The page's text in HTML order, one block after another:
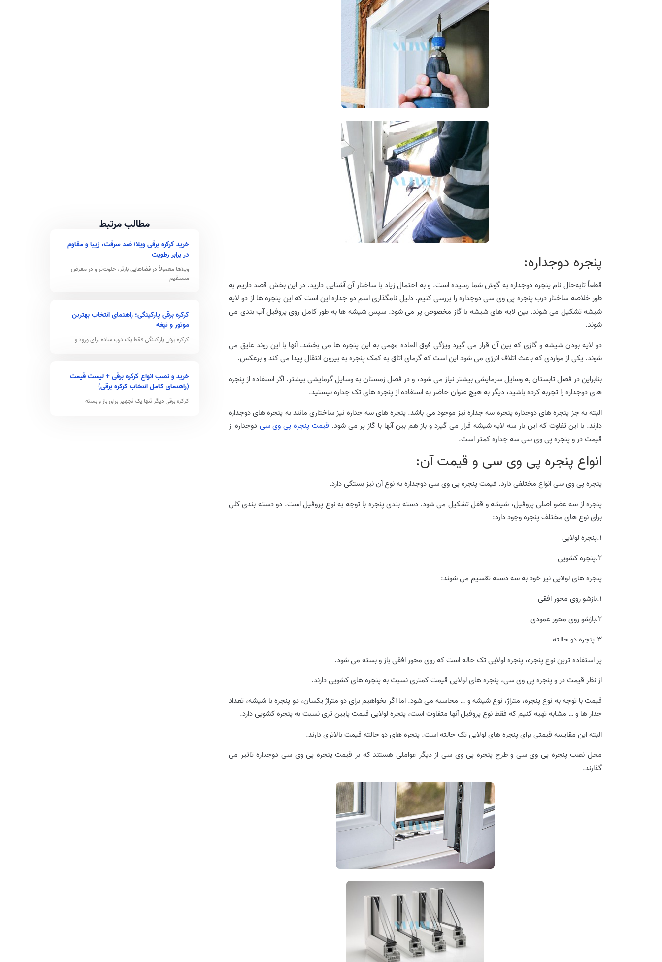
پنجره دوجداره:
قطعاً تابه‌حال نام پنجره دوجداره به گوش شما رسیده است. و به احتمال زیاد با ساختار آن آشنایی دارید. در این بخش قصد داریم به
طور خلاصه ساختار درب پنجره پی وی سی دوجداره را بررسی کنیم. دلیل نامگذاری اسم دو جداره این است که این پنجره ها از دو لایه
شیشه تشکیل می شوند. بین لایه های شیشه با گاز مخصوص پر می شود. سپس شیشه ها به طور کامل روی پروفیل آب بندی می
شوند.
دو لایه بودن شیشه و گازی که بین آن قرار می گیرد ویژگی فوق العاده مهمی به این پنجره ها می بخشد. آنها با این روند عایق می
شوند. یکی از مواردی که باعث اتلاف انرژی می شود این است که گرمای اتاق به کمک پنجره به بیرون انتقال پیدا می کند و برعکس.
بنابراین در فصل تابستان به وسایل سرمایشی بیشتر نیاز می شود، و در فصل زمستان به وسایل گرمایشی بیشتر. اگر استفاده از پنجره
های دوجداره را تجربه کرده باشید، دیگر به هیچ عنوان حاضر به استفاده از پنجره های تک جداره نیستید.
البته به جز پنجره های دوجداره پنجره سه جداره نیز موجود می باشد. پنجره های سه جداره نیز ساختاری مانند به پنجره های دوجداره
دارند. با این تفاوت که این بار سه لایه شیشه قرار می گیرد و باز هم بین آنها با گاز پر می شود. قیمت پنجره پی وی سی دوجداره از
قیمت در و پنجره پی وی سی سه جداره کمتر است.
انواع پنجره پی وی سی و قیمت آن:
پنجره پی وی سی انواع مختلفی دارد. قیمت پنجره پی وی سی دوجداره به نوع آن نیز بستگی دارد.
پنجره از سه عضو اصلی پروفیل، شیشه و قفل تشکیل می شود. دسته بندی پنجره با توجه به نوع پروفیل است. دو دسته بندی کلی
برای نوع های مختلف پنجره وجود دارد:
1.پنجره لولایی
2.پنجره کشویی
پنجره های لولایی نیز خود به سه دسته تقسیم می شوند:
1.بازشو روی محور افقی
2.بازشو روی محور عمودی
3.پنجره دو حالته
پر استفاده ترین نوع پنجره، پنجره لولایی تک حاله است که روی محور افقی باز و بسته می شود.
از نظر قیمت در و پنجره پی وی سی، پنجره های لولایی قیمت کمتری نسبت به پنجره های کشویی دارند.
قیمت با توجه به نوع پنجره، متراژ، نوع شیشه و … محاسبه می شود. اما اگر بخواهیم برای دو متراژ یکسان، دو پنجره با شیشه، تعداد
جدار ها و … مشابه تهیه کنیم که فقط نوع پروفیل آنها متفاوت است، پنجره لولایی قیمت پایین تری نسبت به پنجره کشویی دارد.
البته این مقایسه قیمتی برای پنجره های لولایی تک حالته است. پنجره های دو حالته قیمت بالاتری دارند.
محل نصب پنجره پی وی سی و طرح پنجره پی وی سی از دیگر عواملی هستند که بر قیمت پنجره پی وی سی دوجداره تاثیر می
گذارند.
مطالب مرتبط
خرید کرکره برقی ویلا؛ ضد سرقت، زیبا و مقاوم
در برابر رطوبت
ویلاها معمولاً در فضاهایی بازتر، خلوت‌تر و در معرض
مستقیم
کرکره برقی پارکینگی؛ راهنمای انتخاب بهترین
موتور و تیغه
کرکره برقی پارکینگی فقط یک درب ساده برای ورود و
خرید و نصب انواع کرکره برقی + لیست قیمت
(راهنمای کامل انتخاب کرکره برقی)
کرکره برقی دیگر تنها یک تجهیز برای باز و بسته